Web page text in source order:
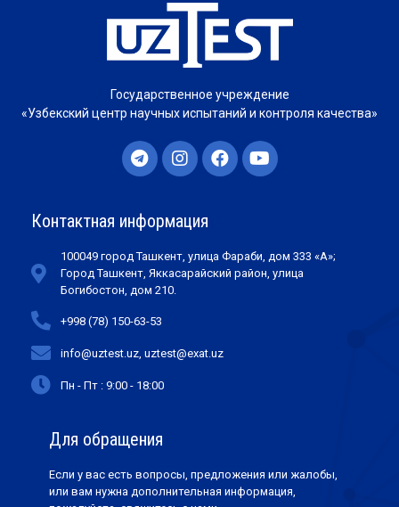
Государственное учреждение
«Узбекский центр научных испытаний и контроля качества»
Контактная информация
100049 город Ташкент, улица Фараби, дом 333 «А»;
Город Ташкент, Яккасарайский район, улица
Богибостон, дом 210.
+998 (78) 150-63-53
info@uztest.uz, uztest@exat.uz
Пн - Пт : 9:00 - 18:00
Для обращения
Если у вас есть вопросы, предложения или жалобы,
или вам нужна дополнительная информация,